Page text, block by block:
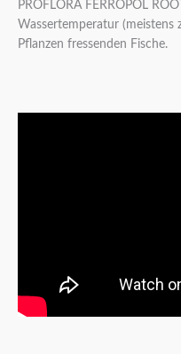
PROFLORA FERROPOL
Wassertemperatur (meistens
Pflanzen fressenden Fische.